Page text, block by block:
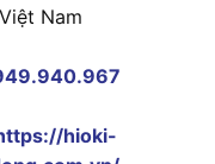
Nam
hioki-